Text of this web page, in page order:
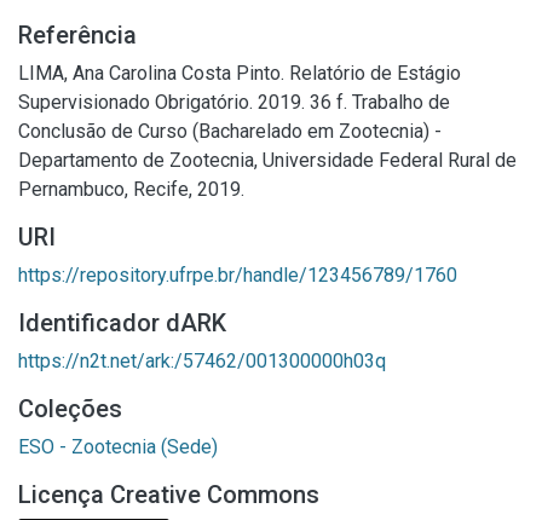
Referência
LIMA, Ana Carolina Costa Pinto. Relatório de Estágio
Supervisionado Obrigatório. 2019. 36 f. Trabalho de
Conclusão de Curso (Bacharelado em Zootecnia) -
Departamento de Zootecnia, Universidade Federal Rural de
Pernambuco, Recife, 2019.
URI
https://repository.ufrpe.br/handle/123456789/1760
Identificador dARK
https://n2t.net/ark:/57462/001300000h03q
Coleções
ESO - Zootecnia (Sede)
Licença Creative Commons